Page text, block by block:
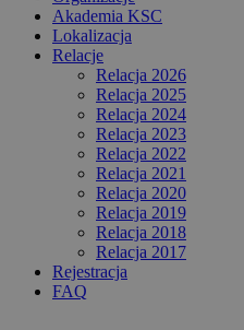
Akademia KSC
Lokalizacja
Relacje
Relacja 2026
Relacja 2025
Relacja 2024
Relacja 2023
Relacja 2022
Relacja 2021
Relacja 2020
Relacja 2019
Relacja 2018
Relacja 2017
Rejestracja
FAQ